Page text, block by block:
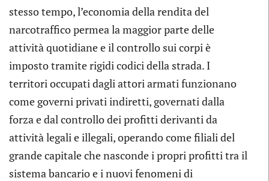
stesso tempo, l’economia della rendita del
narcotraffico permea la maggior parte delle
attività quotidiane e il controllo sui corpi è
imposto tramite rigidi codici della strada. I
territori occupati dagli attori armati funzionano
come governi privati indiretti, governati dalla
forza e dal controllo dei profitti derivanti da
attività legali e illegali, operando come filiali del
grande capitale che nasconde i propri profitti tra il
sistema bancario e i nuovi fenomeni di